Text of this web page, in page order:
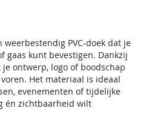
weerbestendig PVC-doek dat je
gaas kunt bevestigen. Dankzij
ontwerp, logo of boodschap
Het materiaal is ideaal
evenementen of tijdelijke
én zichtbaarheid wilt